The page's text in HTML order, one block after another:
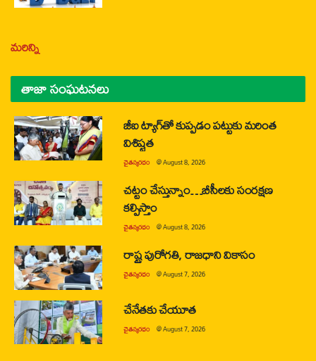
మరిన్ని
తాజా సంఘటనలు
జీఐ ట్యాగ్‌తో కుప్పడం పట్టుకు మరింత
విశిష్టత
చైతన్యరధం @August 8, 2026
చట్టం చేస్తున్నాం…బీసీలకు సంరక్షణ
కల్పిస్తాం
చైతన్యరధం @August 8, 2026
రాష్ట్ర పురోగతి, రాజధాని వికాసం
చైతన్యరధం @August 7, 2026
చేనేతకు చేయూత
చైతన్యరధం @August 7, 2026